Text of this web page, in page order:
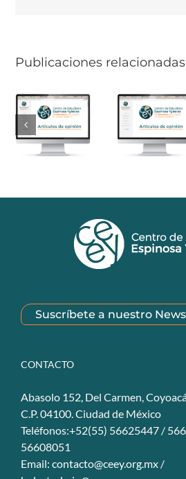
Publicaciones relacionadas
Suscríbete a nuestro
CONTACTO
Abasolo 152, Del Carmen,
C.P. 04100. Ciudad de México
Teléfonos:+52(55) 56625447 /
56608051
Email: contacto@ceey.org.mx /